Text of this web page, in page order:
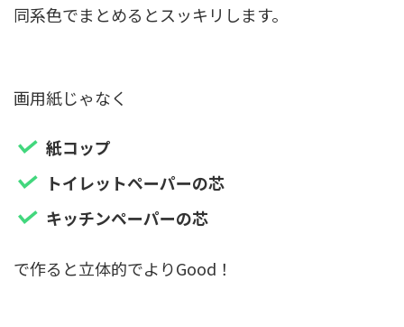
同系色でまとめる とスッキリします。
画用紙じゃなく
紙コップ
トイレットペーパーの芯
キッチンペーパーの芯
で作ると立体的でよりGood！